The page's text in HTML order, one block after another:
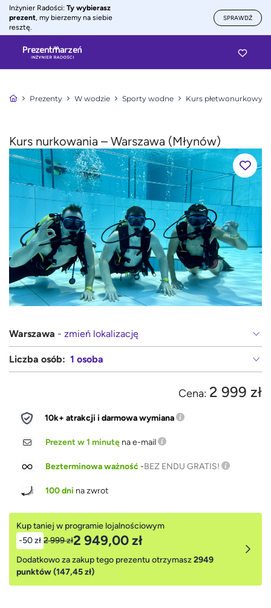
Inżynier Radości: Ty wybierasz
prezent, my bierzemy na siebie
resztę.
SPRAWDŹ
Prezenty W wodzie Sporty wodne Kurs płetwonurkowy
Kurs nurkowania – Warszawa (Młynów)
Warszawa - zmień lokalizację
Liczba osób: 1 osoba
Cena: 2 999 zł
10k+ atrakcji i darmowa wymiana
Prezent w 1 minutę na e-mail
Bezterminowa ważność-BEZ ENDU GRATIS!
100 dni na zwrot
Kup taniej w programie lojalnościowym
-50 zł 2 999 zł2 949,00 zł
Dodatkowo za zakup tego prezentu otrzymasz2949
punktów (147,45 zł)